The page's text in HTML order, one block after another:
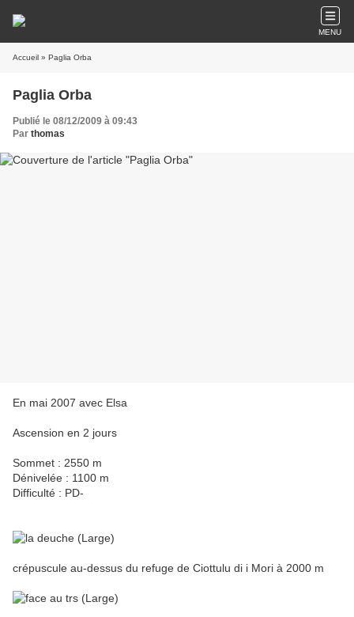
MENU
Accueil » Paglia Orba
Paglia Orba
Publié le 08/12/2009 à 09:43
Par thomas
En mai 2007 avec Elsa
Ascension en 2 jours
Sommet : 2550 m
Dénivelée : 1100 m
Difficulté : PD-
crépuscule au-dessus du refuge de Ciottulu di i Mori à 2000 m